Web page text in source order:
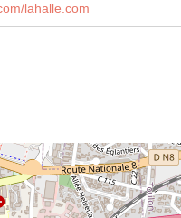
lahalle.com